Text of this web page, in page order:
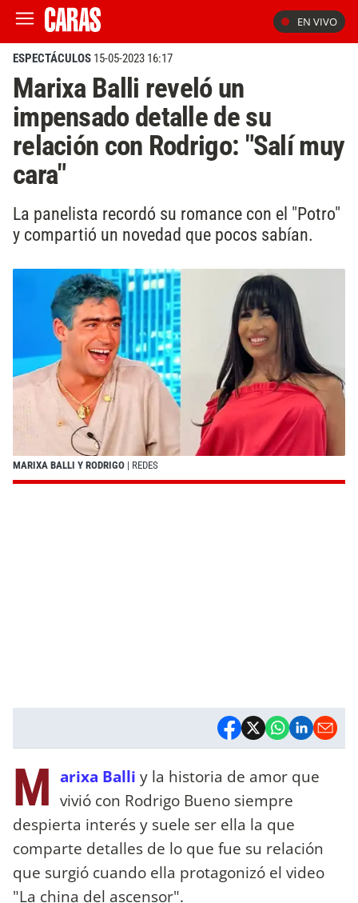
EN VIVO
ESPECTÁCULOS 15-05-2023 16:17
Marixa Balli reveló un
impensado detalle de su
relación con Rodrigo: "Salí muy
cara"
La panelista recordó su romance con el "Potro"
y compartió un novedad que pocos sabían.
MARIXA BALLI Y RODRIGO | REDES
M arixa Balli y la historia de amor que
vivió con Rodrigo Bueno siempre
despierta interés y suele ser ella la que
comparte detalles de lo que fue su relación
que surgió cuando ella protagonizó el video
"La china del ascensor".